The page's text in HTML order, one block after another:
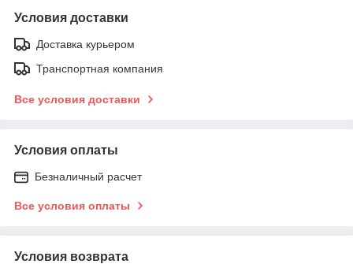
Условия доставки
Доставка курьером
Транспортная компания
Все условия доставки
Условия оплаты
Безналичный расчет
Все условия оплаты
Условия возврата